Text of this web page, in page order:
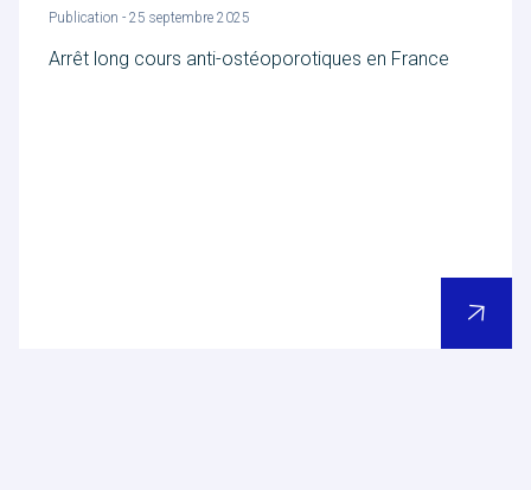
Publication - 25 septembre 2025
Arrêt long cours anti-ostéoporotiques en France